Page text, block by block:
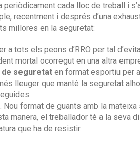
periòdicament cada lloc de treball i
recentment i després d’una
millores en la seguretat:
a tots els peons d’RRO per tal
mortal ocorregut en una altra
de seguretat en format esportiu per
lleuger que manté la seguretat
. Nou format de guants amb la
manera, el treballador té a la
que ha de resistir.